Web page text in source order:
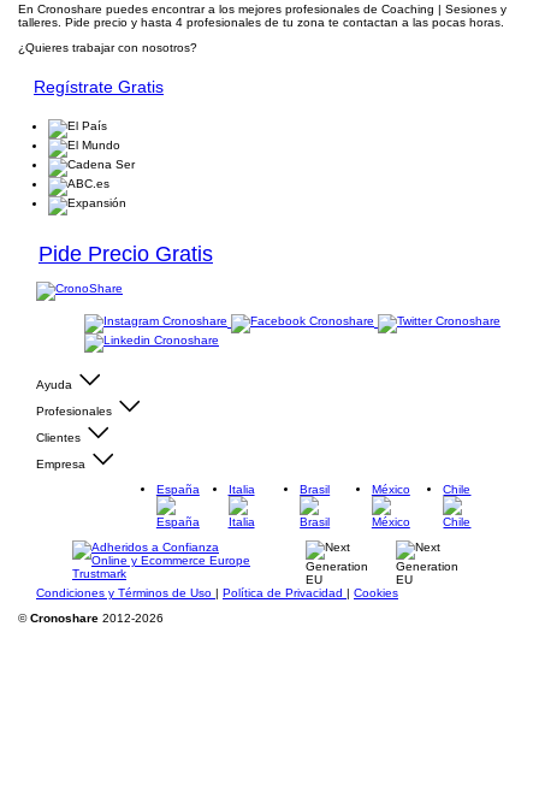
En Cronoshare puedes encontrar a los mejores profesionales de Coaching | Sesiones y
talleres. Pide precio y hasta 4 profesionales de tu zona te contactan a las pocas horas.
¿Quieres trabajar con nosotros?
Regístrate Gratis
Pide Precio Gratis
Ayuda
Profesionales
Clientes
Empresa
España
Italia Brasil México Chile
Condiciones y Términos de Uso | Política de Privacidad | Cookies
©Cronoshare 2012-2026